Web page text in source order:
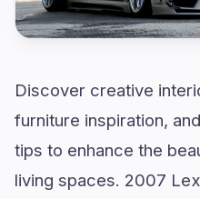
Discover creative
furniture inspiration,
tips to enhance the
living spaces. 2007